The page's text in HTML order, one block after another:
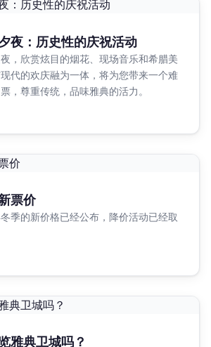
夜：历史性的庆祝活动
，欣赏炫目的烟花、现场音乐和希腊美
代的欢庆融为一体，将为您带来一个难
，尊重传统，品味雅典的活力。
票价
季的新价格已经公布，降价活动已经取
雅典卫城吗？